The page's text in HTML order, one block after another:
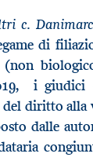
c.
di
(non
i giudici
diritto
dalle